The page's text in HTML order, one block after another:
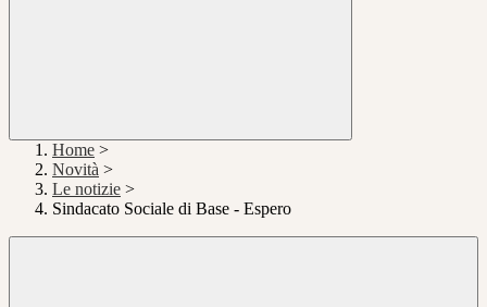
Home >
Novità >
Le notizie >
Sindacato Sociale di Base - Espero